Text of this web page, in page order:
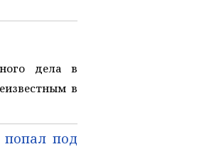
дела в
в
попал под